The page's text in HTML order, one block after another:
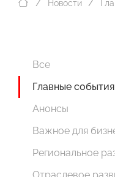
Новости
Все
Главные события
Анонсы
Важное для
Региональное